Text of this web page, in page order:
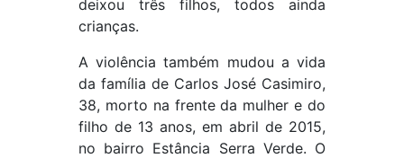
deixou três filhos, todos ainda
crianças.
A violência também mudou a vida
da família de Carlos José Casimiro,
38, morto na frente da mulher e do
filho de 13 anos, em abril de 2015,
no bairro Estância Serra Verde. O